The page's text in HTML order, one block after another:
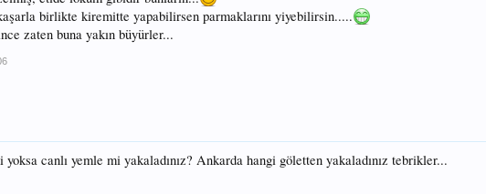
birlikte kiremitte yapabilirsen parmaklarını yiyebilirsin.....
zaten buna yakın büyürler...
yoksa canlı yemle mi yakaladınız? Ankarda hangi göletten yakaladınız tebrikler...